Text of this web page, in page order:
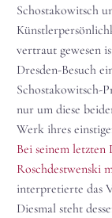
Schostakowitsch
vertraut gewesen
Dresden-Besuch
Schostakowitsch-
nur um diese
Werk ihres
Bei seinem
Roschdestwenski
interpretierte das
Diesmal steht